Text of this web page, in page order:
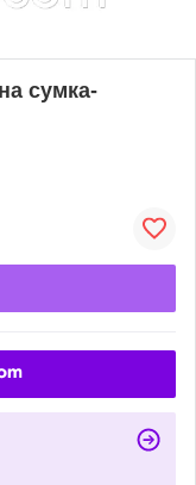
сумка-